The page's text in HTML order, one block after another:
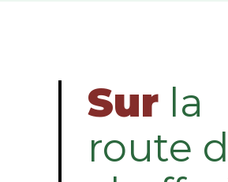
Sur la
route